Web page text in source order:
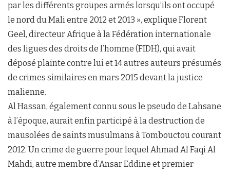
par les différents groupes armés lorsqu’ils ont occupé
le nord du Mali entre 2012 et 2013 », explique Florent
Geel, directeur Afrique à la Fédération internationale
des ligues des droits de l’homme (FIDH), qui avait
déposé plainte contre lui et 14 autres auteurs présumés
de crimes similaires en mars 2015 devant la justice
malienne.
Al Hassan, également connu sous le pseudo de Lahsane
à l’époque, aurait enfin participé à la destruction de
mausolées de saints musulmans à Tombouctou courant
2012. Un crime de guerre pour lequel Ahmad Al Faqi Al
Mahdi, autre membre d’Ansar Eddine et premier